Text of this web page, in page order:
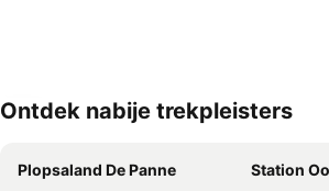
Kaart uitvouwen
Ontdek nabije trekpleisters
Plopsaland De Panne
Station